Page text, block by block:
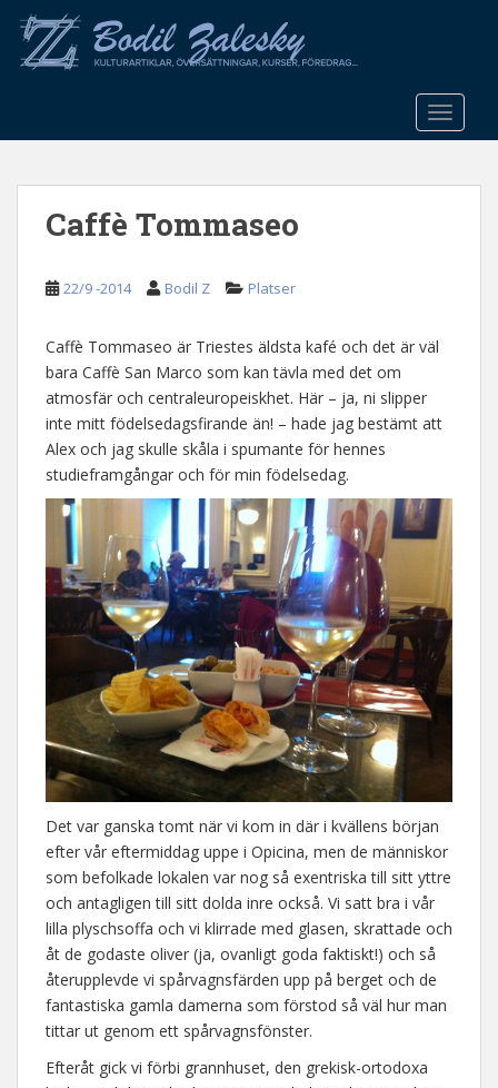
o
Caffè Tommaseo
22/9 -2014 Bodil Z Platser
Caffè Tommaseo är Triestes äldsta kafé och det är väl
bara Caffè San Marco som kan tävla med det om
atmosfär och centraleuropeiskhet. Här – ja, ni slipper
inte mitt födelsedagsfirande än! – hade jag bestämt att
Alex och jag skulle skåla i spumante för hennes
studieframgångar och för min födelsedag.
Det var ganska tomt när vi kom in där i kvällens början
efter vår eftermiddag uppe i Opicina, men de människor
som befolkade lokalen var nog så exentriska till sitt yttre
och antagligen till sitt dolda inre också. Vi satt bra i vår
lilla plyschsoffa och vi klirrade med glasen, skrattade och
åt de godaste oliver (ja, ovanligt goda faktiskt!) och så
återupplevde vi spårvagnsfärden upp på berget och de
fantastiska gamla damerna som förstod så väl hur man
tittar ut genom ett spårvagnsfönster.
Efteråt gick vi förbi grannhuset, den grekisk-ortodoxa